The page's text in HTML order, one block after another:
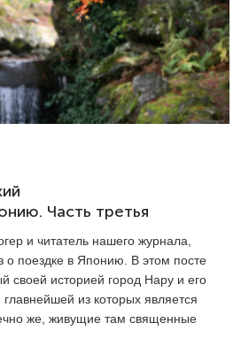
Часть третья
и читатель нашего журнала,
о поездке в Японию. В этом посте
своей историей город Нару и его
из которых является
же, живущие там священные